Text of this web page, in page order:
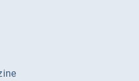
Hand